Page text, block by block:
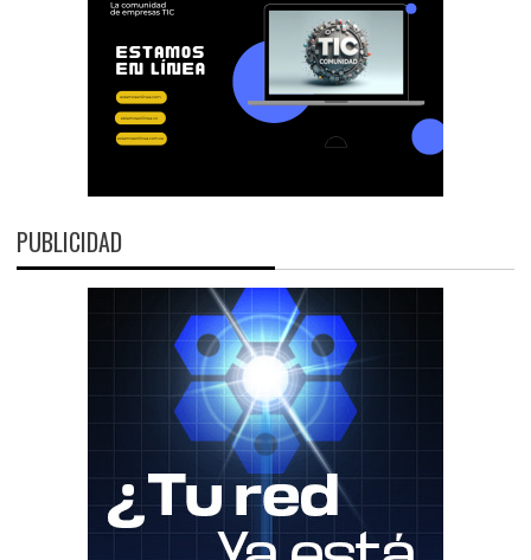
PUBLICIDAD